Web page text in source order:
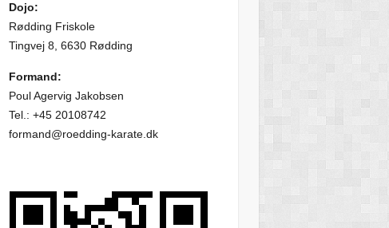
Dojo:
Rødding Friskole
Tingvej 8, 6630 Rødding
Formand:
Poul Agervig Jakobsen
Tel.: +45 20108742
formand@roedding-karate.dk